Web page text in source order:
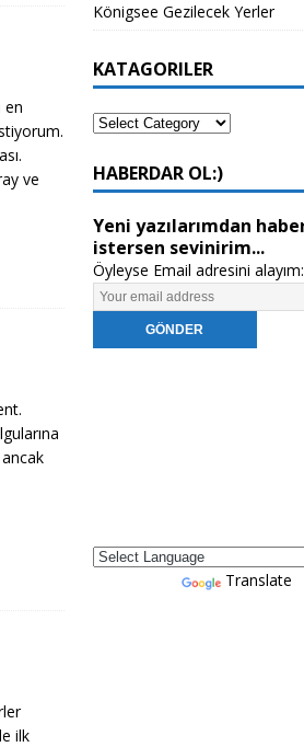
en
ve
ilk
Königsee Gezilecek Yerler
KATAGORILER
HABERDAR OL:)
Yeni yazılarımdan
istersen sevinirim...
Öyleyse Email adresini alayım:
Translate